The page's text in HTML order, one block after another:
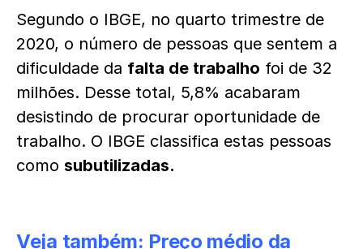
Segundo o IBGE, no quarto trimestre de
2020, o número de pessoas que sentem a
dificuldade da falta de trabalho foi de 32
milhões. Desse total, 5,8% acabaram
desistindo de procurar oportunidade de
trabalho. O IBGE classifica estas pessoas
como subutilizadas.
Veja também: Preço médio da